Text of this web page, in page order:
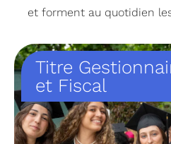
et forment au quotidien
Titre
et Fiscal